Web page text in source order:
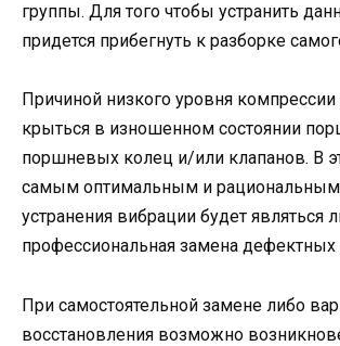
группы. Для того чтобы устранить
придется прибегнуть к разборке
Причиной низкого уровня
крыться в изношенном состоянии
поршневых колец и/или клапанов. В
самым оптимальным и
устранения вибрации будет являться
профессиональная замена дефектных
При самостоятельной замене либо
восстановления возможно